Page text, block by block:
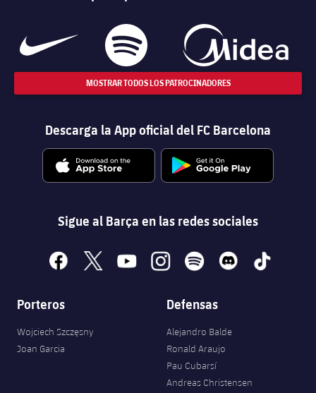
MOSTRAR TODOS LOS PATROCINADORES
Descarga la App oficial del FC Barcelona
Sigue al Barça en las redes sociales
facebook
x youtubeinstagramspotify discord tiktok
Porteros
Wojciech Szczęsny
Joan Garcia
Defensas
Alejandro Balde
Ronald Araujo
Pau Cubarsí
Andreas Christensen